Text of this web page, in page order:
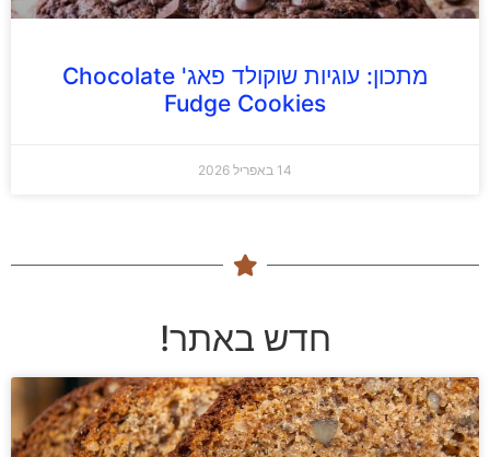
מתכון: עוגיות שוקולד פאג' Chocolate
Fudge Cookies
14 באפריל 2026
חדש באתר!